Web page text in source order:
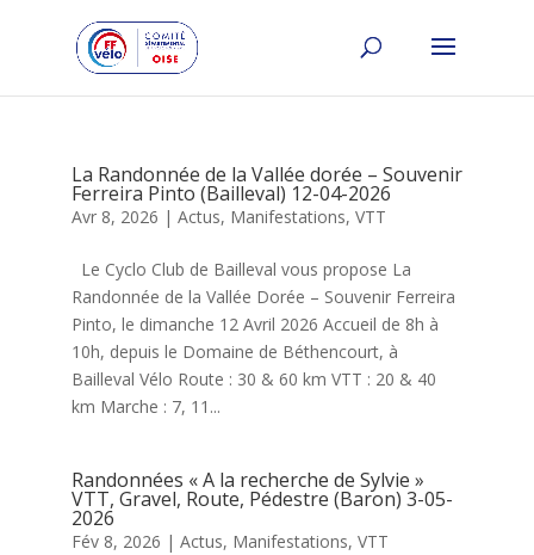
La Randonnée de la Vallée dorée – Souvenir
Ferreira Pinto (Bailleval) 12-04-2026
Avr 8, 2026 | Actus, Manifestations, VTT
Le Cyclo Club de Bailleval vous propose La
Randonnée de la Vallée Dorée – Souvenir Ferreira
Pinto, le dimanche 12 Avril 2026 Accueil de 8h à
10h, depuis le Domaine de Béthencourt, à
Bailleval Vélo Route : 30 & 60 km VTT : 20 & 40
km Marche : 7, 11...
Randonnées « A la recherche de Sylvie »
VTT, Gravel, Route, Pédestre (Baron) 3-05-
2026
Fév 8, 2026 | Actus, Manifestations, VTT